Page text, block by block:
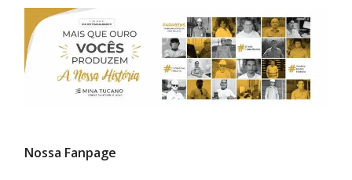
Nossa Fanpage